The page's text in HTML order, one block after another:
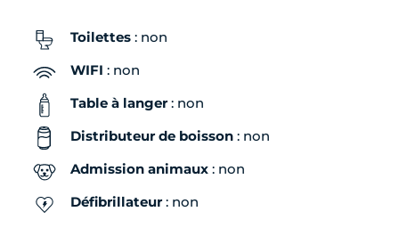
Toilettes : non
WIFI : non
Table à langer: non
Distributeur de boisson : non
Admission animaux : non
Défibrillateur: non